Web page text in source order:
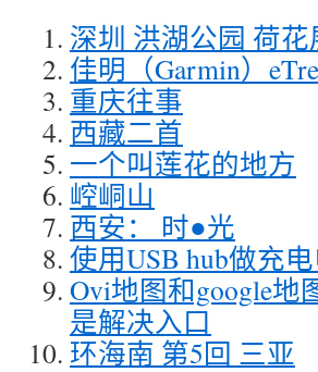
深圳 洪湖公园 荷花
佳明（Garmin）
重庆往事
西藏二首
一个叫莲花的地方
崆峒山
西安： 时●光
使用USB hub做充
Ovi地图和google
是解决入口
环海南 第5回 三亚